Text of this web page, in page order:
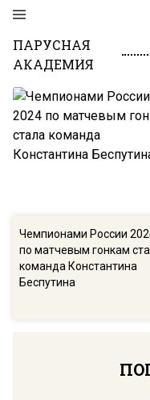
ПАРУСНАЯ
АКАДЕМИЯ
Чемпионами России
по матчевым гонкам
команда Константина
Беспутина